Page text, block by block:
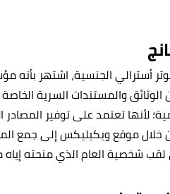
أسترالي الجنسية، اشتهر
الوثائق والمستندات السرية
لأنها تعتمد على توفير المصادر
موقع ويكيليكس إلى جمع